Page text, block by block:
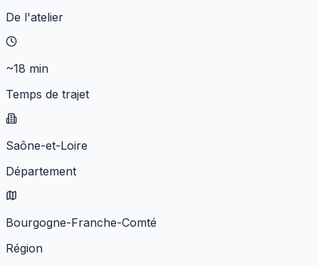
De l'atelier
~18 min
Temps de trajet
Saône-et-Loire
Département
Bourgogne-Franche-Comté
Région